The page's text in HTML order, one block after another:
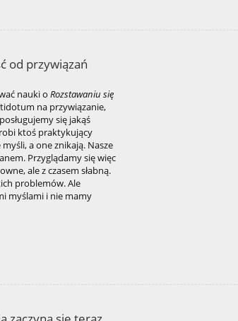
od przywiązań
nauki oRozstawaniu się
na przywiązanie,
się jakąś
ktoś praktykujący
a one znikają. Nasze
Przyglądamy się więc
ale z czasem słabną.
problemów. Ale
myślami i nie mamy